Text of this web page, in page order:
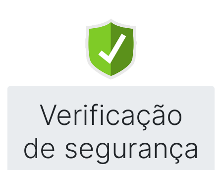
Verificação
de segurança